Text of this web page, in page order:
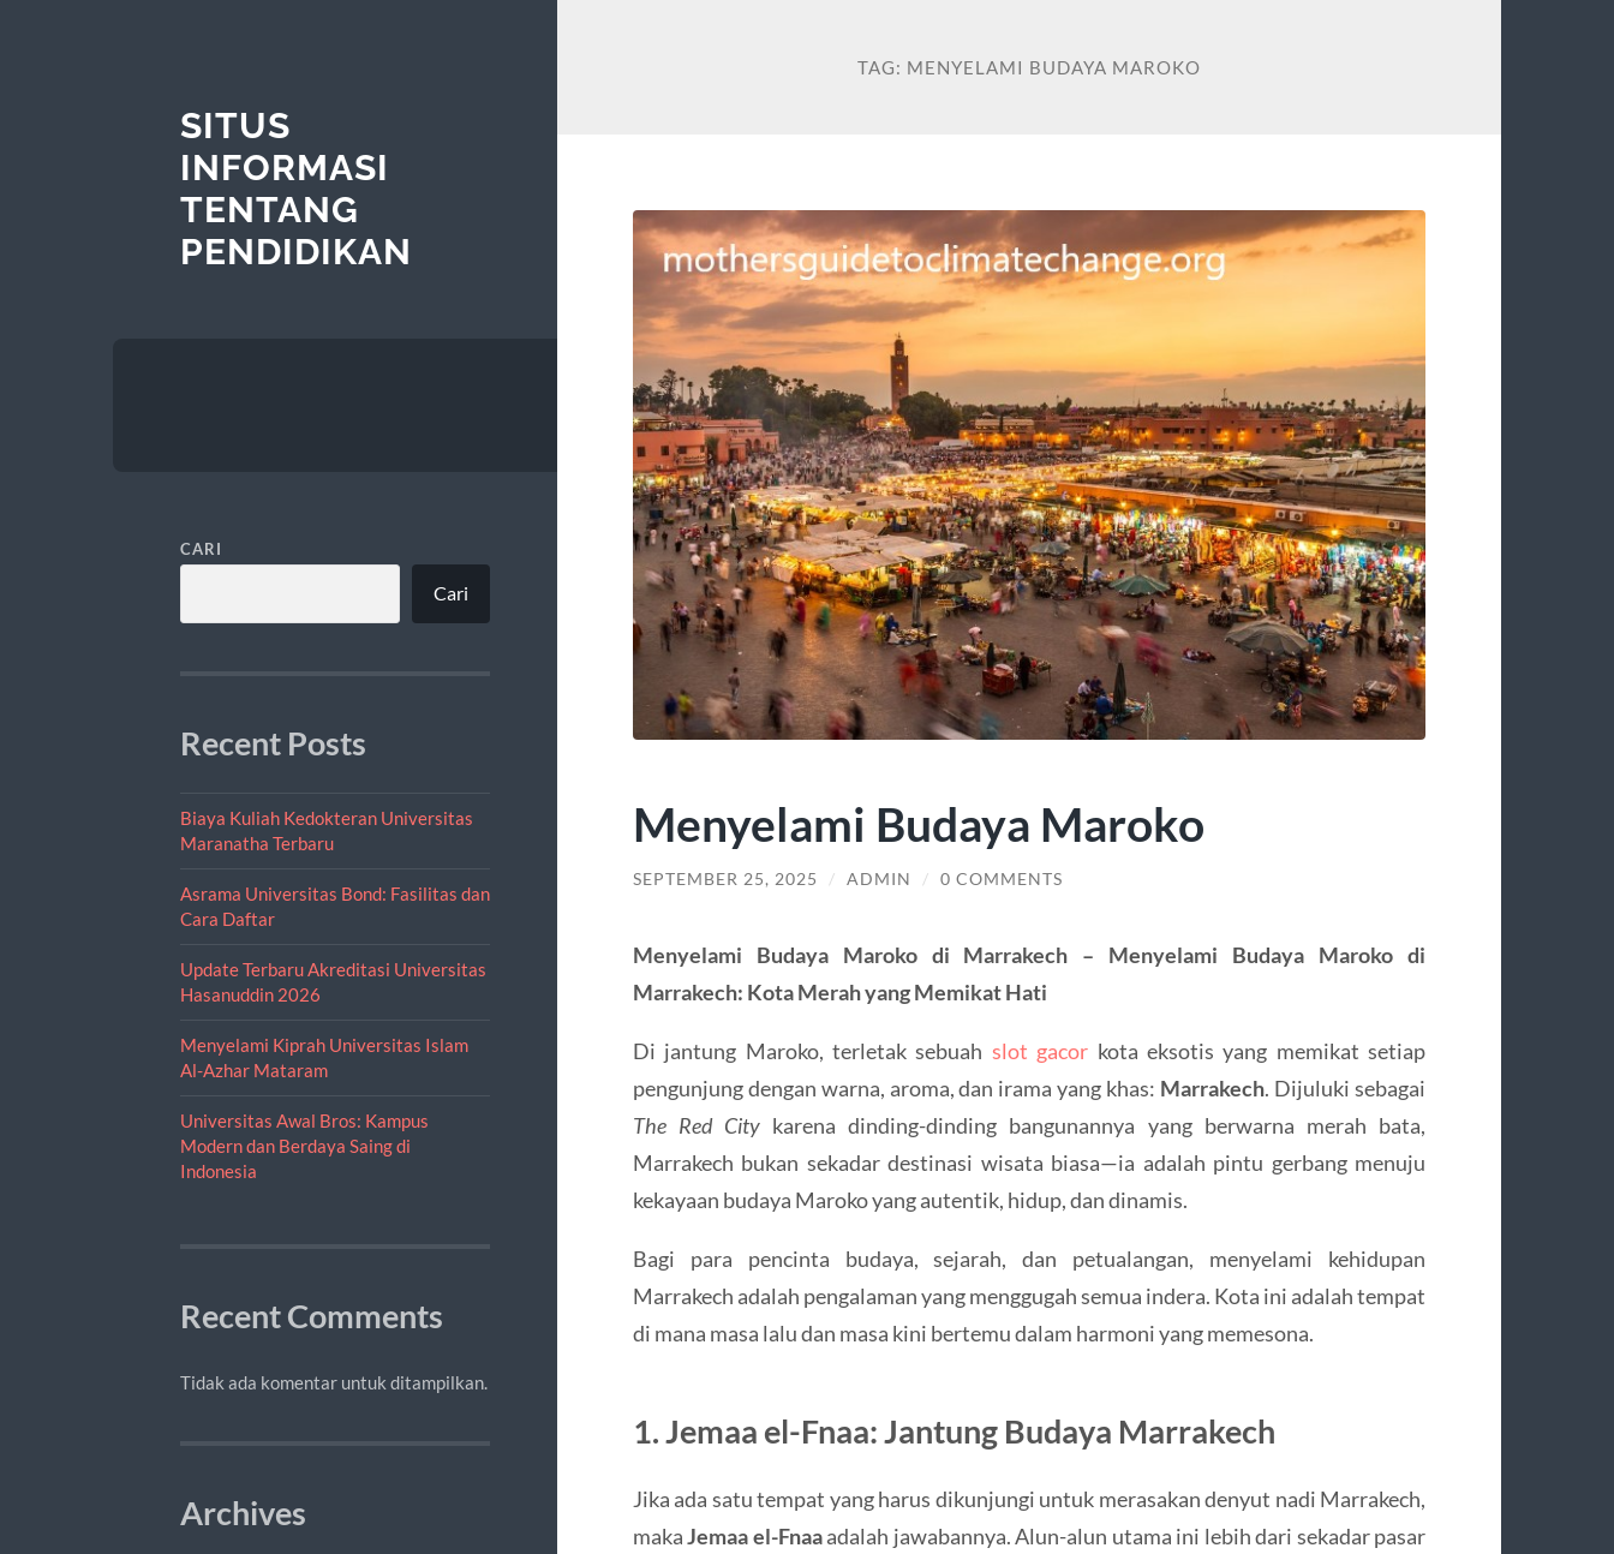
SITUS
INFORMASI
TENTANG
PENDIDIKAN
CARI
Cari
Recent Posts
Biaya Kuliah Kedokteran Universitas
Maranatha Terbaru
Asrama Universitas Bond: Fasilitas dan
Cara Daftar
Update Terbaru Akreditasi Universitas
Hasanuddin 2026
Menyelami Kiprah Universitas Islam
Al-Azhar Mataram
Universitas Awal Bros: Kampus
Modern dan Berdaya Saing di
Indonesia
Recent Comments
Tidak ada komentar untuk ditampilkan.
Archives
TAG: MENYELAMI BUDAYA MAROKO
Menyelami Budaya Maroko
SEPTEMBER 25, 2025 / ADMIN / 0 COMMENTS
Menyelami Budaya Maroko di Marrakech – Menyelami Budaya Maroko di
Marrakech: Kota Merah yang Memikat Hati
Di jantung Maroko, terletak sebuah slot gacor kota eksotis yang memikat setiap
pengunjung dengan warna, aroma, dan irama yang khas: Marrakech. Dijuluki sebagai
The Red City karena dinding-dinding bangunannya yang berwarna merah bata,
Marrakech bukan sekadar destinasi wisata biasa—ia adalah pintu gerbang menuju
kekayaan budaya Maroko yang autentik, hidup, dan dinamis.
Bagi para pencinta budaya, sejarah, dan petualangan, menyelami kehidupan
Marrakech adalah pengalaman yang menggugah semua indera. Kota ini adalah tempat
di mana masa lalu dan masa kini bertemu dalam harmoni yang memesona.
1. Jemaa el-Fnaa: Jantung Budaya Marrakech
Jika ada satu tempat yang harus dikunjungi untuk merasakan denyut nadi Marrakech,
makaJemaa el-Fnaaadalah jawabannya. Alun-alun utama ini lebih dari sekadar pasar